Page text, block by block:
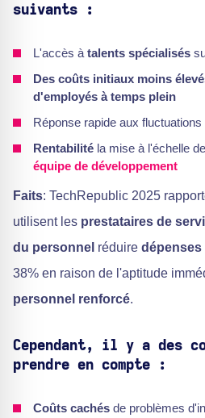
suivants :
L'accès àtalents spécialisés
Des coûts initiaux moins
d'employés à temps plein
Réponse rapide aux fluctuations
Rentabilité la mise à l'échelle
équipe de développement
Faits: TechRepublic 2025
utilisent les prestataires de
du personnel réduire dépenses
38% en raison de l'aptitude
personnel renforcé.
Cependant, il y a des
prendre en compte :
Coûts cachés de problèmes